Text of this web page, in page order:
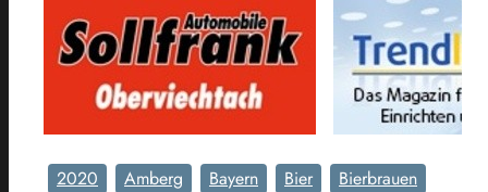
2020 Amberg Bayern Bier
Bierbrauen